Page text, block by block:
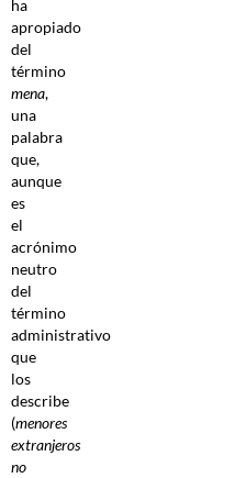
ha
apropiado
del
término
mena,
una
palabra
que,
aunque
es
el
acrónimo
neutro
del
término
administrativo
que
los
describe
(menores
extranjeros
no